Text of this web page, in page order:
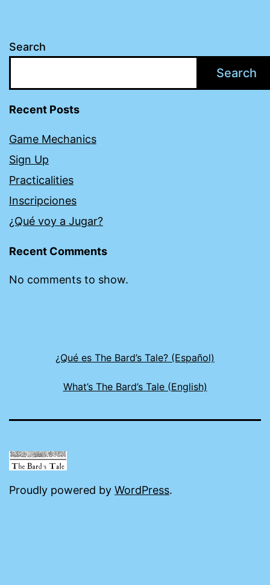
Search
Search
Recent Posts
Game Mechanics
Sign Up
Practicalities
Inscripciones
¿Qué voy a Jugar?
Recent Comments
No comments to show.
¿Qué es The Bard’s Tale? (Español)
What’s The Bard’s Tale (English)
Proudly powered by WordPress.